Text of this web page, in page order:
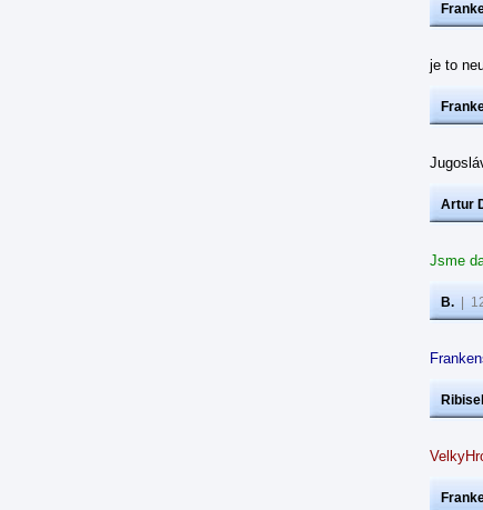
je to
Artur
Jsme
B.
Ribisel